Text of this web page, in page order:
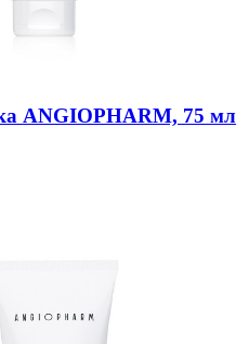
ANGIOPHARM, 75 мл